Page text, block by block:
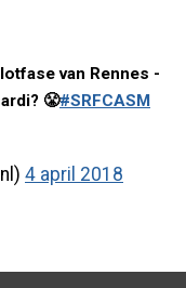
van Rennes -
😤#SRFCASM
4 april 2018